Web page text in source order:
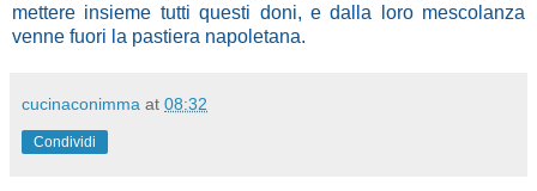
mettere insieme tutti questi doni, e dalla loro mescolanza
venne fuori la pastiera napoletana.
cucinaconimma at 08:32
Condividi